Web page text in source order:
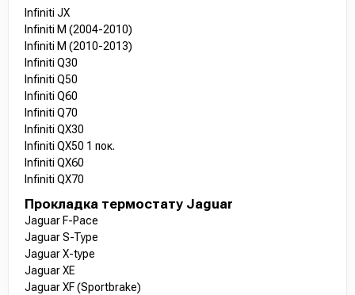
Infiniti JX
Infiniti M (2004-2010)
Infiniti M (2010-2013)
Infiniti Q30
Infiniti Q50
Infiniti Q60
Infiniti Q70
Infiniti QX30
Infiniti QX50 1 пок.
Infiniti QX60
Infiniti QX70
Прокладка термостату Jaguar
Jaguar F-Pace
Jaguar S-Type
Jaguar X-type
Jaguar XE
Jaguar XF (Sportbrake)